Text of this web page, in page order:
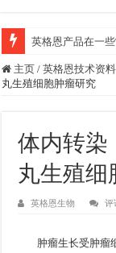
英格恩产品在一
主页 / 英格恩技术资料
丸生殖细胞肿瘤研究
体内转染
丸生殖细
英格恩生物 评
肿瘤生长受肿瘤细